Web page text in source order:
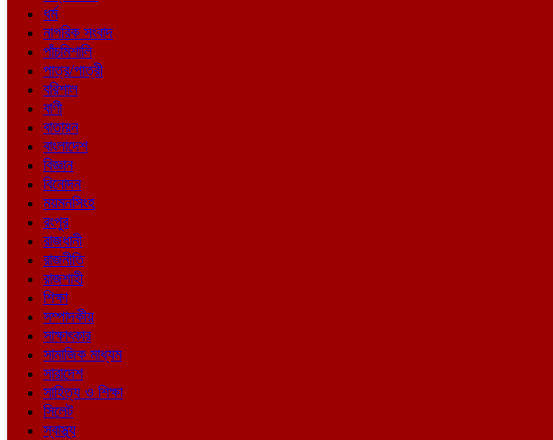
ধর্ম
নাগরিক সংবাদ
পাঁচমিশালি
পাত্র/পাত্রী
বরিশাল
বাণী
বাতায়ন
বাংলাদেশ
বিজ্ঞান
বিনোদন
ময়মনসিংহ
রংপুর
রাজধানী
রাজনীতি
রাজশাহী
শিক্ষা
সম্পাদকীয়
সাক্ষাৎকার
সামাজিক মাধ্যম
সারাদেশ
সাহিত্য ও শিক্ষা
সিলেট
স্বাস্থ্য